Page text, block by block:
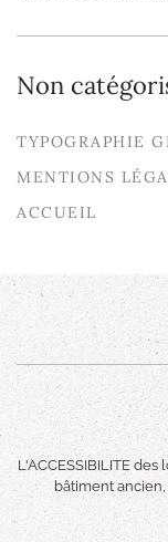
Non
TYPOGRAPHIE
MENTIONS
ACCUEIL
L'ACCESSIBILITE
bâtiment